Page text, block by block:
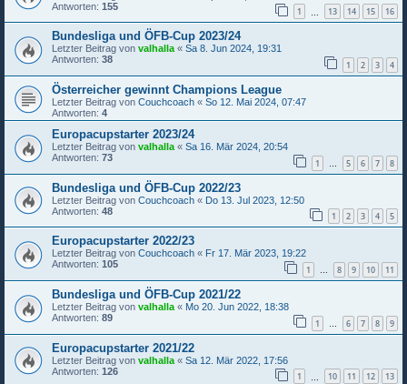
Antworten: 155 1 13 14 15 16
Bundesliga und ÖFB-Cup 2023/24
Letzter Beitrag von valhalla« Sa 8. Jun 2024, 19:31
Antworten: 38 1 2 3 4
Österreicher gewinnt Champions League
Letzter Beitrag von Couchcoach « So 12. Mai 2024, 07:47
Antworten: 4
Europacupstarter 2023/24
Letzter Beitrag von valhalla « Sa 16. Mär 2024, 20:54
Antworten: 73 1 … 5 6 7 8
Bundesliga und ÖFB-Cup 2022/23
Letzter Beitrag von Couchcoach « Do 13. Jul 2023, 12:50
Antworten: 48 1 2 3 4 5
Europacupstarter 2022/23
Letzter Beitrag von Couchcoach « Fr 17. Mär 2023, 19:22
Antworten: 105 1 … 8 9 10 11
Bundesliga und ÖFB-Cup 2021/22
Letzter Beitrag von valhalla « Mo 20. Jun 2022, 18:38
Antworten: 89 1 … 6 7 8 9
Europacupstarter 2021/22
Letzter Beitrag von valhalla « Sa 12. Mär 2022, 17:56
Antworten: 126 1 10 11 12 13